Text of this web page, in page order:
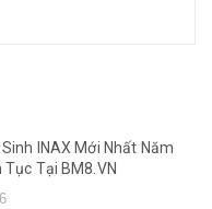
INAX Mới Nhất Năm
Tại BM8.VN